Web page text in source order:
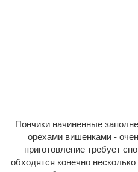
Пончики начиненные
орехами вишенками -
приготовление требует
обходятся конечно